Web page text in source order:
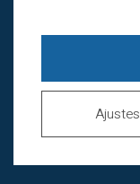
Ajustes